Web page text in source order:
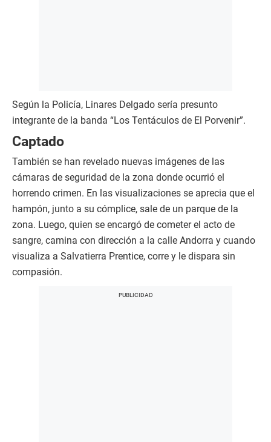
Según la Policía, Linares Delgado sería presunto
integrante de la banda “Los Tentáculos de El Porvenir”.
Captado
También se han revelado nuevas imágenes de las
cámaras de seguridad de la zona donde ocurrió el
horrendo crimen. En las visualizaciones se aprecia que el
hampón, junto a su cómplice, sale de un parque de la
zona. Luego, quien se encargó de cometer el acto de
sangre, camina con dirección a la calle Andorra y cuando
visualiza a Salvatierra Prentice, corre y le dispara sin
compasión.